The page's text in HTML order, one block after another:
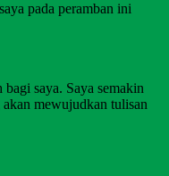
pada peramban ini
saya. Saya semakin
mewujudkan tulisan